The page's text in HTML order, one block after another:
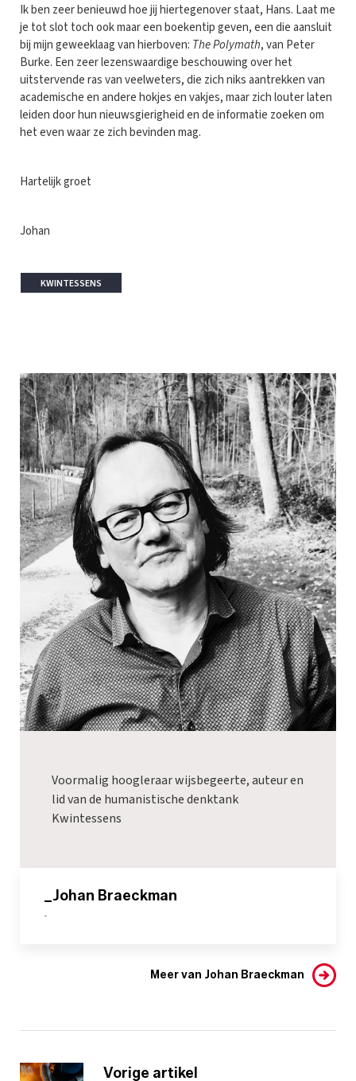
Ik ben zeer benieuwd hoe jij hiertegenover staat, Hans. Laat me
je tot slot toch ook maar een boekentip geven, een die aansluit
bij mijn geweeklaag van hierboven: The Polymath, van Peter
Burke. Een zeer lezenswaardige beschouwing over het
uitstervende ras van veelweters, die zich niks aantrekken van
academische en andere hokjes en vakjes, maar zich louter laten
leiden door hun nieuwsgierigheid en de informatie zoeken om
het even waar ze zich bevinden mag.
Hartelijk groet
Johan
KWINTESSENS
Voormalig hoogleraar wijsbegeerte, auteur en
lid van de humanistische denktank
Kwintessens
_Johan Braeckman
-
Meer van Johan Braeckman
Vorige artikel